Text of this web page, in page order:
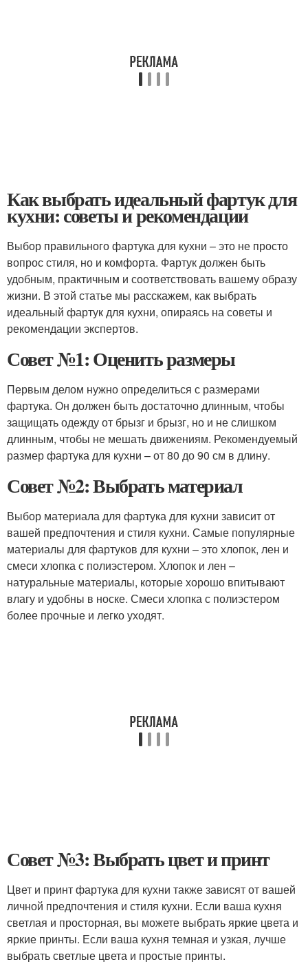
Как выбрать идеальный фартук для
кухни: советы и рекомендации
Выбор правильного фартука для кухни – это не просто
вопрос стиля, но и комфорта. Фартук должен быть
удобным, практичным и соответствовать вашему образу
жизни. В этой статье мы расскажем, как выбрать
идеальный фартук для кухни, опираясь на советы и
рекомендации экспертов.
Совет №1: Оценить размеры
Первым делом нужно определиться с размерами
фартука. Он должен быть достаточно длинным, чтобы
защищать одежду от брызг и брызг, но и не слишком
длинным, чтобы не мешать движениям. Рекомендуемый
размер фартука для кухни – от 80 до 90 см в длину.
Совет №2: Выбрать материал
Выбор материала для фартука для кухни зависит от
вашей предпочтения и стиля кухни. Самые популярные
материалы для фартуков для кухни – это хлопок, лен и
смеси хлопка с полиэстером. Хлопок и лен –
натуральные материалы, которые хорошо впитывают
влагу и удобны в носке. Смеси хлопка с полиэстером
более прочные и легко уходят.
Совет №3: Выбрать цвет и принт
Цвет и принт фартука для кухни также зависят от вашей
личной предпочтения и стиля кухни. Если ваша кухня
светлая и просторная, вы можете выбрать яркие цвета и
яркие принты. Если ваша кухня темная и узкая, лучше
выбрать светлые цвета и простые принты.